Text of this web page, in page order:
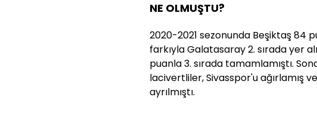
NE OLMUŞTU?
2020-2021 sezonunda Beşiktaş 84
farkıyla Galatasaray 2. sırada yer
puanla 3. sırada tamamlamıştı.
lacivertliler, Sivasspor'u ağırlamış
ayrılmıştı.